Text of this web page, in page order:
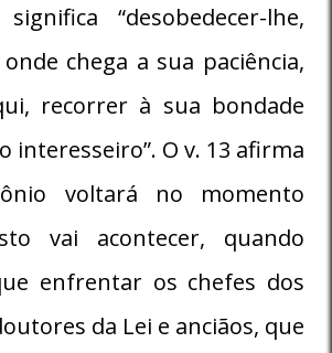
“desobedecer-lhe,
chega a sua paciência,
recorrer à sua bondade
interesseiro”. O v. 13 afirma
voltará no momento
vai acontecer, quando
enfrentar os chefes dos
da Lei e anciãos, que